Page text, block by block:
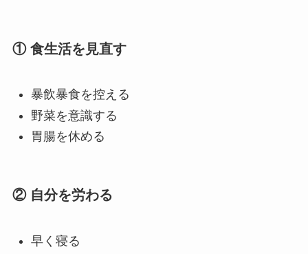
① 食生活を見直す
暴飲暴食を控える
野菜を意識する
胃腸を休める
② 自分を労わる
早く寝る